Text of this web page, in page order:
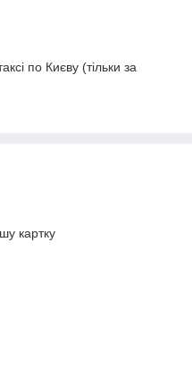
по Києву (тільки за
картку